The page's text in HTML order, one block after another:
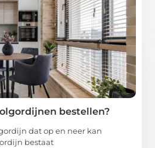
bestellen?
dat op en neer kan
bestaat